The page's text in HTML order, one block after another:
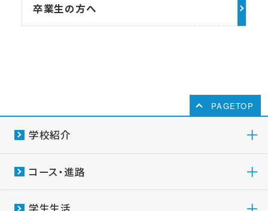
卒業生の方へ
PAGETOP
学校紹介
コース・進路